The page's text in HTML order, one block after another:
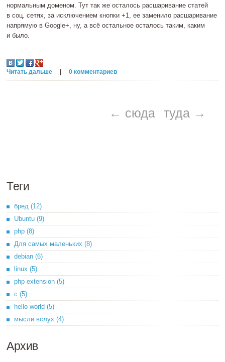
нормальным доменом. Тут так же осталось расшаривание статей
в соц. сетях, за исключением кнопки +1, ее заменило расшаривание
напрямую в Google+, ну, а всё остальное осталось таким, каким
и было.
Читать дальше |0 комментариев
← сюда туда →
Теги
бред (12)
Ubuntu (9)
php (8)
Для самых маленьких (8)
debian (6)
linux (5)
php extension (5)
c (5)
hello world (5)
мысли вслух (4)
Архив